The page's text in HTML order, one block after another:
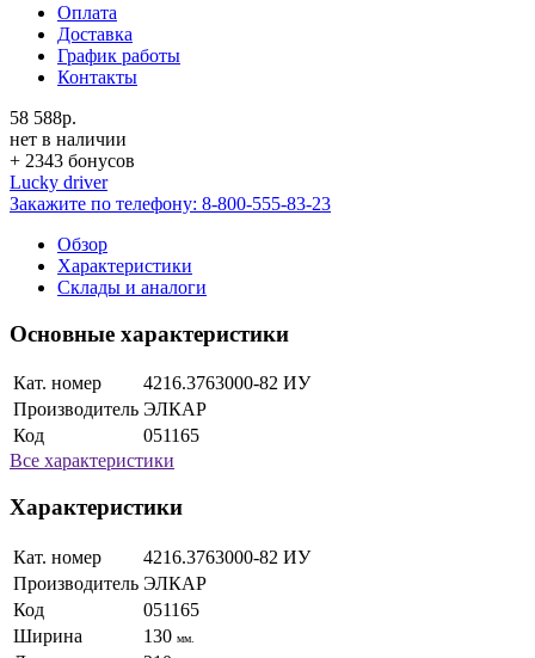
Оплата
Доставка
График работы
Контакты
58 588р.
нет в наличии
+ 2343 бонусов
Lucky driver
Закажите по телефону: 8-800-555-83-23
Обзор
Характеристики
Склады и аналоги
Основные характеристики
Кат. номер
4216.3763000-82 ИУ
Производитель ЭЛКАР
Код
051165
Все характеристики
Характеристики
Кат. номер
4216.3763000-82 ИУ
Производитель ЭЛКАР
Код
051165
Ширина
130 мм.